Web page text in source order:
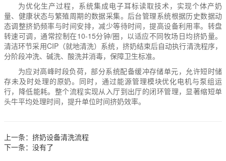
为优化生产过程，系统集成电子耳标读取技术，实现个体产奶
量、健康状态与繁殖周期的数据采集。后台管理系统根据历史数据动
态调整挤奶频率与时间安排，减少等待时间，提高设备利用率。转盘
转速可调，通常控制在10-15分钟/圈，以适应不同牧场日均挤奶量。
清洁环节采用CIP（就地清洗）系统，挤奶结束后自动执行清洗程序，
分阶段冲洗、碱洗、酸洗并消毒，保障卫生标准。
为应对高峰时段负荷，部分系统配备缓冲存储单元，允许短时储
存未及时处理的原奶。同时，通过能源管理模块优化电机与泵组运
行，降低能耗。整个流程实现从入厅到出厅的闭环管理，显著缩短单
头牛平均处理时间，提升单位时间挤奶效率。
上一条： 挤奶设备清洗流程
下一条： 没有了